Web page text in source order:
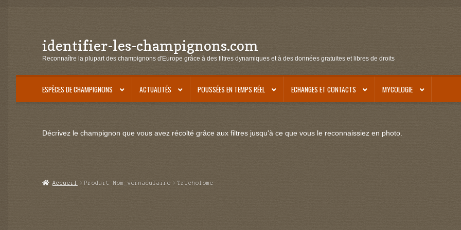
Aller
à
navigation
Aller
au
identifier-les-champignons.com
Reconnaître la plupart des champignons d'Europe grâce à des filtres dynamiques et à des données gratuites et libres de droits
ESPÈCES DE CHAMPIGNONS ACTUALITÉS POUSSÉES EN TEMPS RÉEL ECHANGES ET CONTACTS MYCOLOGIE
Décrivez le champignon que vous avez récolté grâce aux filtres jusqu'à ce que vous le reconnaissiez en photo.
Accueil Produit Nom_vernaculaire Tricholome